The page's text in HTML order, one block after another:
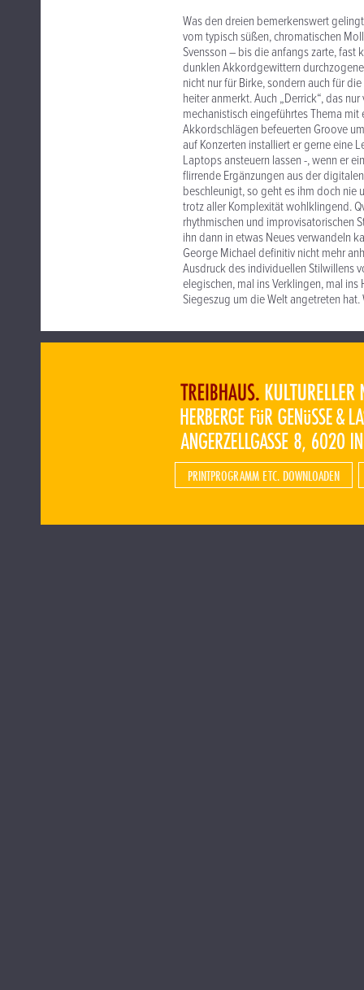
Was den dreien bemerkenswert
vom typisch süßen, chromatischen
Svensson – bis die anfangs zarte, fast
dunklen Akkordgewittern
nicht nur für Birke, sondern auch für
heiter anmerkt. Auch „Derrick“, das
mechanistisch eingeführtes Thema
Akkordschlägen befeuerten Groove
auf Konzerten installiert er gerne eine
Laptops ansteuern lassen -, wenn er
flirrende Ergänzungen aus der
beschleunigt, so geht es ihm doch nie
trotz aller Komplexität wohlklingend.
rhythmischen und improvisatorischen
ihn dann in etwas Neues verwandeln
George Michael definitiv nicht mehr
Ausdruck des individuellen Stilwillens
elegischen, mal ins Verklingen, mal
Siegeszug um die Welt angetreten
PRINTPROGRAMM ETC. DOWNLOADEN